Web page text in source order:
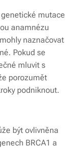
mutace
anamnézu
naznačovat
Pokud se
mluvit s
porozumět
podniknout.
být ovlivněna
BRCA1 a